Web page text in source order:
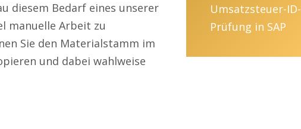
Umsatzsteuer-ID-
Prüfung in SAP
diesem Bedarf eines unserer
manuelle Arbeit zu
Sie den Materialstamm im
und dabei wahlweise